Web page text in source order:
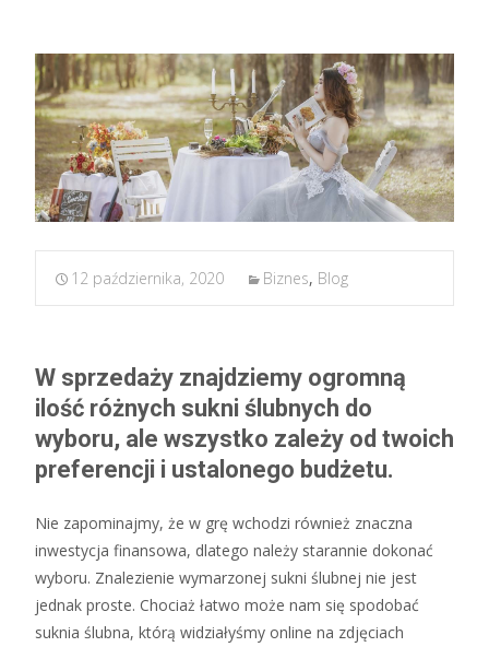
12 października, 2020 Biznes, Blog
W sprzedaży znajdziemy ogromną
ilość różnych sukni ślubnych do
wyboru, ale wszystko zależy od twoich
preferencji i ustalonego budżetu.
Nie zapominajmy, że w grę wchodzi również znaczna
inwestycja finansowa, dlatego należy starannie dokonać
wyboru. Znalezienie wymarzonej sukni ślubnej nie jest
jednak proste. Chociaż łatwo może nam się spodobać
suknia ślubna, którą widziałyśmy online na zdjęciach